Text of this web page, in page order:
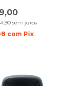
sem juros
com Pix